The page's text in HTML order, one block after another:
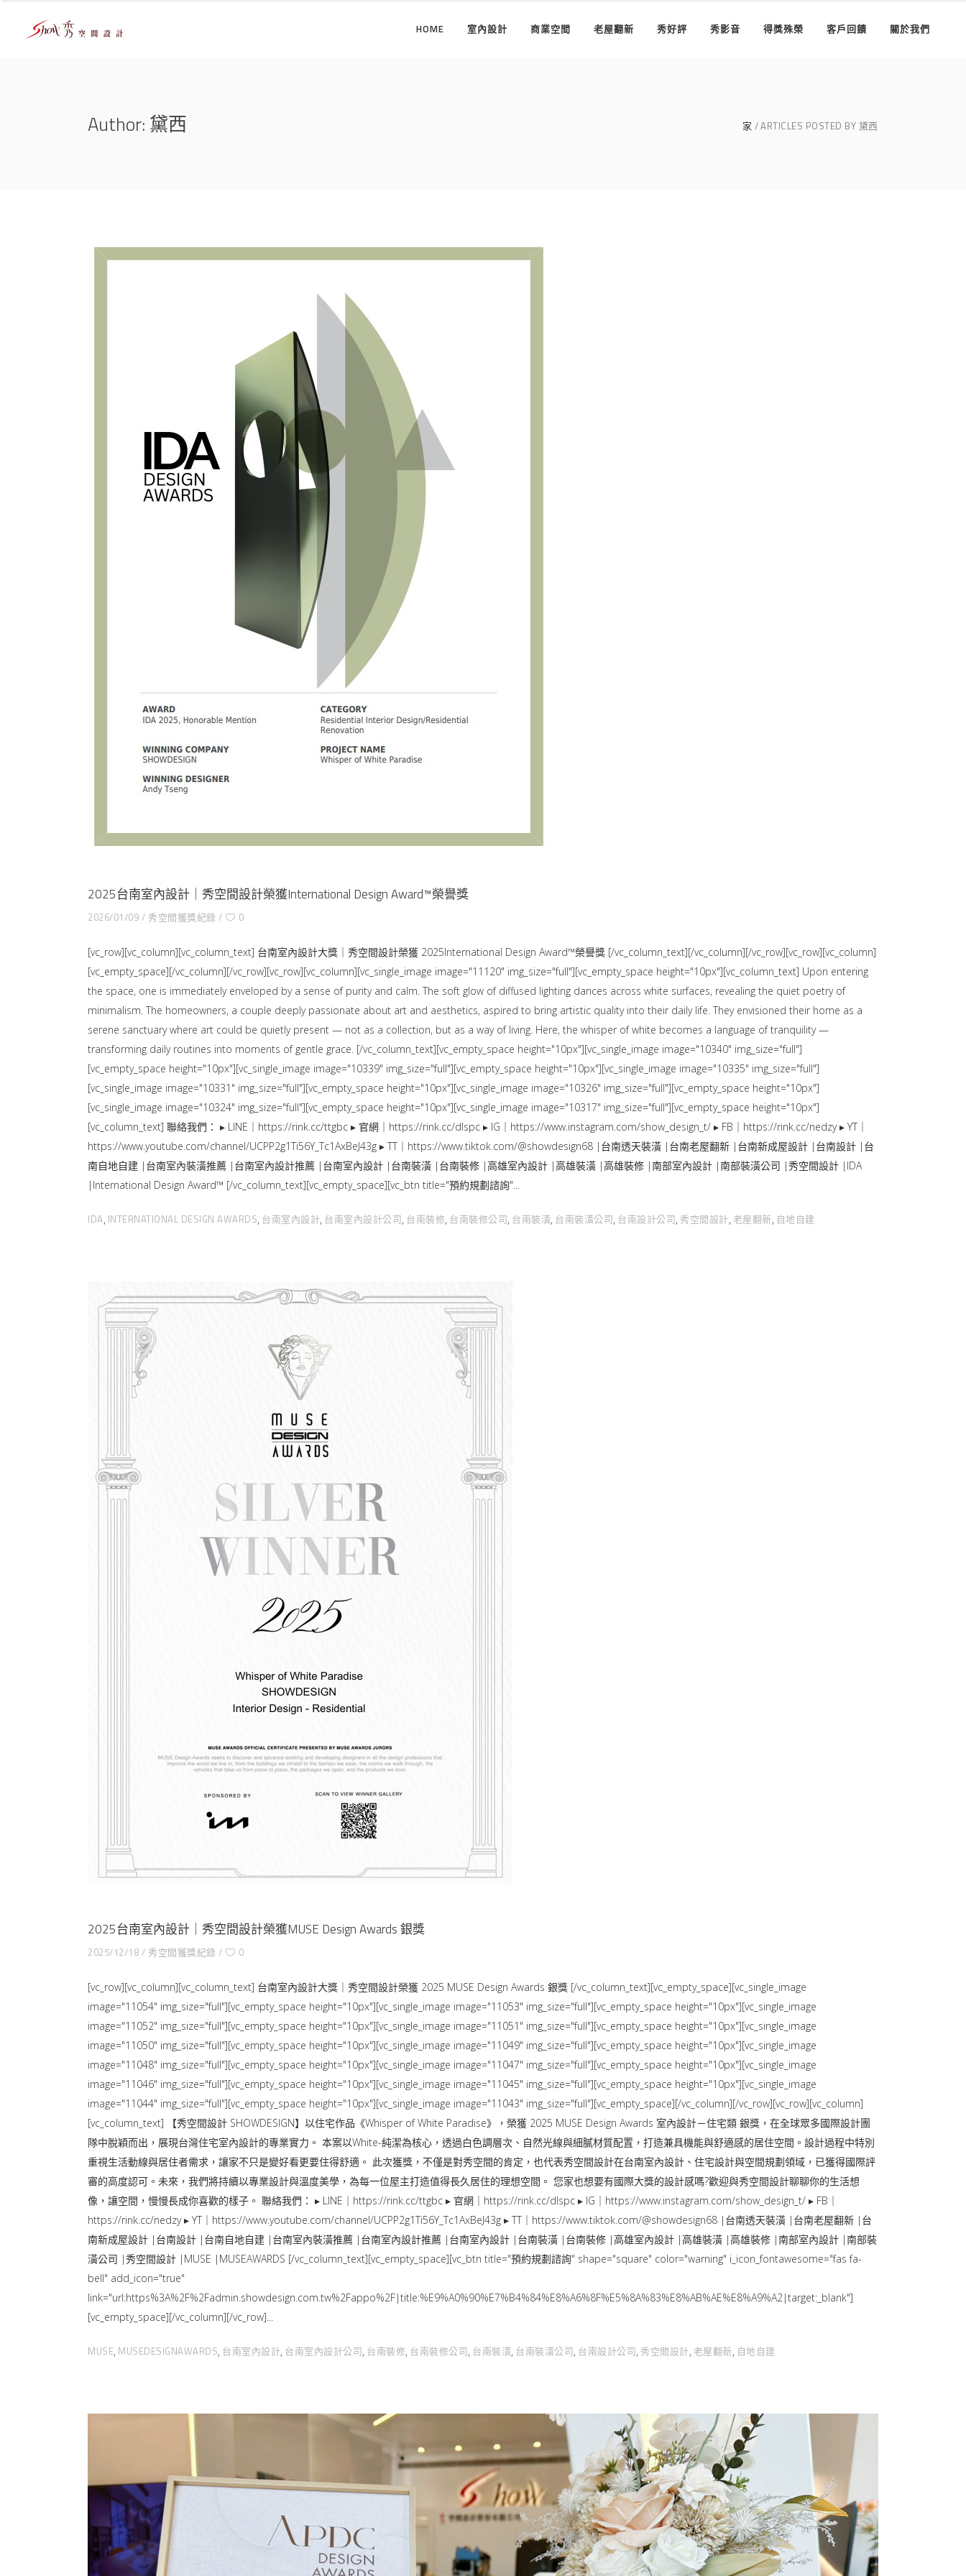
HOME 室內設計 商業空間 老屋翻新 秀好評 秀影音 得獎殊榮 客戶回饋 關於我們
Author: 黛西 家 ARTICLES POSTED BY 黛西
2025台南室內設計｜秀空間設計榮獲International Design Award™榮譽獎
2026/01/09 秀空間獲獎紀錄 0
[vc_row][vc_column][vc_column_text] 台南室內設計大獎｜秀空間設計榮獲 2025International Design Award™榮譽獎 [/vc_column_text][/vc_column][/vc_row][vc_row][vc_column]
[vc_empty_space][/vc_column][/vc_row][vc_row][vc_column][vc_single_image image="11120" img_size="full"][vc_empty_space height="10px"][vc_column_text] Upon entering
the space, one is immediately enveloped by a sense of purity and calm. The soft glow of diffused lighting dances across white surfaces, revealing the quiet poetry of
minimalism. The homeowners, a couple deeply passionate about art and aesthetics, aspired to bring artistic quality into their daily life. They envisioned their home as a
serene sanctuary where art could be quietly present — not as a collection, but as a way of living. Here, the whisper of white becomes a language of tranquility —
transforming daily routines into moments of gentle grace. [/vc_column_text][vc_empty_space height="10px"][vc_single_image image="10340" img_size="full"]
[vc_empty_space height="10px"][vc_single_image image="10339" img_size="full"][vc_empty_space height="10px"][vc_single_image image="10335" img_size="full"]
[vc_single_image image="10331" img_size="full"][vc_empty_space height="10px"][vc_single_image image="10326" img_size="full"][vc_empty_space height="10px"]
[vc_single_image image="10324" img_size="full"][vc_empty_space height="10px"][vc_single_image image="10317" img_size="full"][vc_empty_space height="10px"]
[vc_column_text] 聯絡我們： ▸ LINE｜https://rink.cc/ttgbc ▸ 官網｜https://rink.cc/dlspc ▸ IG｜https://www.instagram.com/show_design_t/ ▸ FB｜https://rink.cc/nedzy ▸ YT｜
https://www.youtube.com/channel/UCPP2g1Ti56Y_Tc1AxBeJ43g ▸ TT｜https://www.tiktok.com/@showdesign68 |台南透天裝潢 |台南老屋翻新 |台南新成屋設計 |台南設計 |台
南自地自建 |台南室內裝潢推薦 |台南室內設計推薦 |台南室內設計 |台南裝潢 |台南裝修 |高雄室內設計 |高雄裝潢 |高雄裝修 |南部室內設計 |南部裝潢公司 |秀空間設計 |IDA
|International Design Award™ [/vc_column_text][vc_empty_space][vc_btn title="預約規劃諮詢"
IDA, INTERNATIONAL DESIGN AWARDS, 台南室內設計, 台南室內設計公司, 台南裝修, 台南裝修公司, 台南裝潢, 台南裝潢公司, 台南設計公司, 秀空間設計, 老屋翻新, 自地自建
2025台南室內設計｜秀空間設計榮獲MUSE Design Awards 銀獎
2025/12/18 秀空間獲獎紀錄 0
[vc_row][vc_column][vc_column_text] 台南室內設計大獎｜秀空間設計榮獲 2025 MUSE Design Awards 銀獎 [/vc_column_text][vc_empty_space][vc_single_image
image="11054" img_size="full"][vc_empty_space height="10px"][vc_single_image image="11053" img_size="full"][vc_empty_space height="10px"][vc_single_image
image="11052" img_size="full"][vc_empty_space height="10px"][vc_single_image image="11051" img_size="full"][vc_empty_space height="10px"][vc_single_image
image="11050" img_size="full"][vc_empty_space height="10px"][vc_single_image image="11049" img_size="full"][vc_empty_space height="10px"][vc_single_image
image="11048" img_size="full"][vc_empty_space height="10px"][vc_single_image image="11047" img_size="full"][vc_empty_space height="10px"][vc_single_image
image="11046" img_size="full"][vc_empty_space height="10px"][vc_single_image image="11045" img_size="full"][vc_empty_space height="10px"][vc_single_image
image="11044" img_size="full"][vc_empty_space height="10px"][vc_single_image image="11043" img_size="full"][vc_empty_space][/vc_column][/vc_row][vc_row][vc_column]
[vc_column_text] 【秀空間設計 SHOWDESIGN】以住宅作品《Whisper of White Paradise》，榮獲 2025 MUSE Design Awards 室內設計－住宅類 銀獎，在全球眾多國際設計團
隊中脫穎而出，展現台灣住宅室內設計的專業實力。 本案以White-純潔為核心，透過白色調層次、自然光線與細膩材質配置，打造兼具機能與舒適感的居住空間。設計過程中特別
重視生活動線與居住者需求，讓家不只是變好看更要住得舒適。 此次獲獎，不僅是對秀空間的肯定，也代表秀空間設計在台南室內設計、住宅設計與空間規劃領域，已獲得國際評
審的高度認可。未來，我們將持續以專業設計與溫度美學，為每一位屋主打造值得長久居住的理想空間。 您家也想要有國際大獎的設計感嗎?歡迎與秀空間設計聊聊你的生活想
像，讓空間，慢慢長成你喜歡的樣子。 聯絡我們： ▸ LINE｜https://rink.cc/ttgbc ▸ 官網｜https://rink.cc/dlspc ▸ IG｜https://www.instagram.com/show_design_t/ ▸ FB｜
https://rink.cc/nedzy ▸ YT｜https://www.youtube.com/channel/UCPP2g1Ti56Y_Tc1AxBeJ43g ▸ TT｜https://www.tiktok.com/@showdesign68 |台南透天裝潢 |台南老屋翻新 |台
南新成屋設計 |台南設計 |台南自地自建 |台南室內裝潢推薦 |台南室內設計推薦 |台南室內設計 |台南裝潢 |台南裝修 |高雄室內設計 |高雄裝潢 |高雄裝修 |南部室內設計 |南部裝
潢公司 |秀空間設計 |MUSE |MUSEAWARDS [/vc_column_text][vc_empty_space][vc_btn title="預約規劃諮詢" shape="square" color="warning" i_icon_fontawesome="fas fa-
bell" add_icon="true"
link="url:https%3A%2F%2Fadmin.showdesign.com.tw%2Fappo%2F|title:%E9%A0%90%E7%B4%84%E8%A6%8F%E5%8A%83%E8%AB%AE%E8%A9%A2|target:_blank"]
[vc_empty_space][/vc_column][/vc_row]
MUSE, MUSEDESIGNAWARDS, 台南室內設計, 台南室內設計公司, 台南裝修, 台南裝修公司, 台南裝潢, 台南裝潢公司, 台南設計公司, 秀空間設計, 老屋翻新, 自地自建